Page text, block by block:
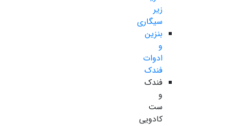
زیر
سیگاری
بنزین
و
ادوات
فندک
فندک
و
ست
کادویی